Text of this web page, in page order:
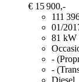
€ 15 900,-
111
01/
81 kW
-
-
Diesel